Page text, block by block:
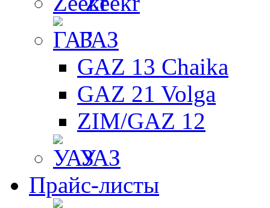
ГАЗ
GAZ 13 Chaika
GAZ 21 Volga
ZIM/GAZ 12
УАЗ
Прайс-листы